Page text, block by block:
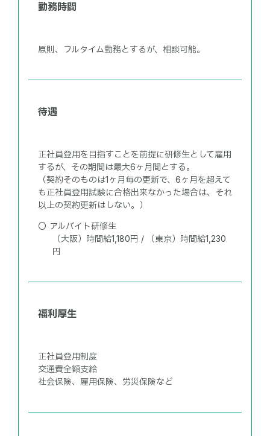
勤務時間
原則、フルタイム勤務とするが、相談可能。
待遇
正社員登用を目指すことを前提に研修生として雇用
するが、その期間は最大6ヶ月間とする。
（契約そのものは1ヶ月毎の更新で、6ヶ月を超えて
も正社員登用試験に合格出来なかった場合は、それ
以上の契約更新はしない。）
アルバイト研修生
（大阪）時間給1,180円 / （東京）時間給1,230
円
福利厚生
正社員登用制度
交通費全額支給
社会保険、雇用保険、労災保険など